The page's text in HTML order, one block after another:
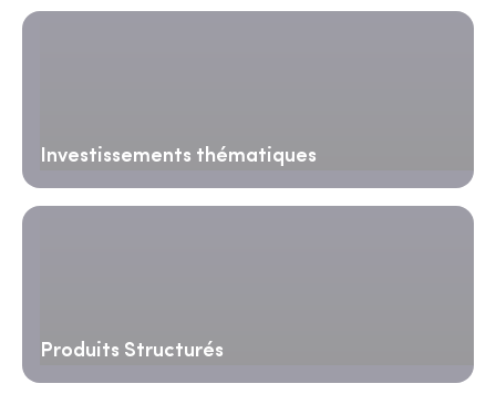
Investissements thématiques
Produits Structurés